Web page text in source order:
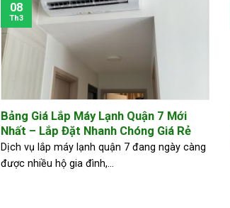
Bảng Giá Lắp Máy Lạnh Quận 7 Mới
Nhất – Lắp Đặt Nhanh Chóng Giá Rẻ
Dịch vụ lắp máy lạnh quận 7 đang ngày càng
được nhiều hộ gia đình,...
08
Th3